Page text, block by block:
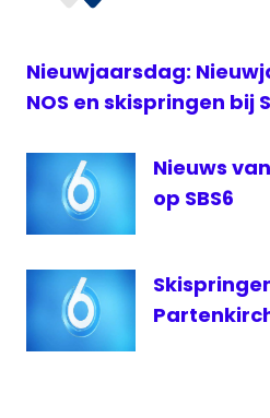
sbs6
voetbal
Nieuwjaarsdag:
NOS en skispringen bij
Nieuws
op SBS6